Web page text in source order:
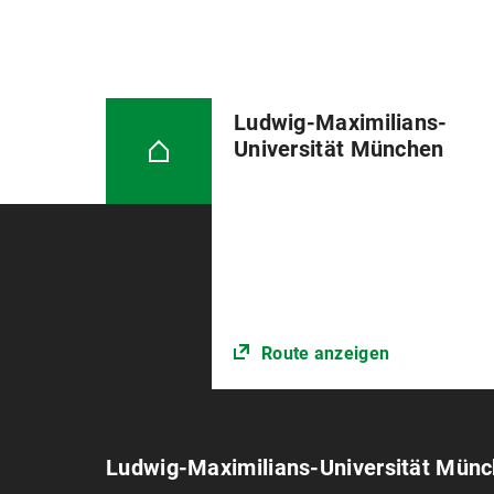
Ludwig-Maximilians-
Universität München
Route anzeigen
Ludwig-Maximilians-Universität